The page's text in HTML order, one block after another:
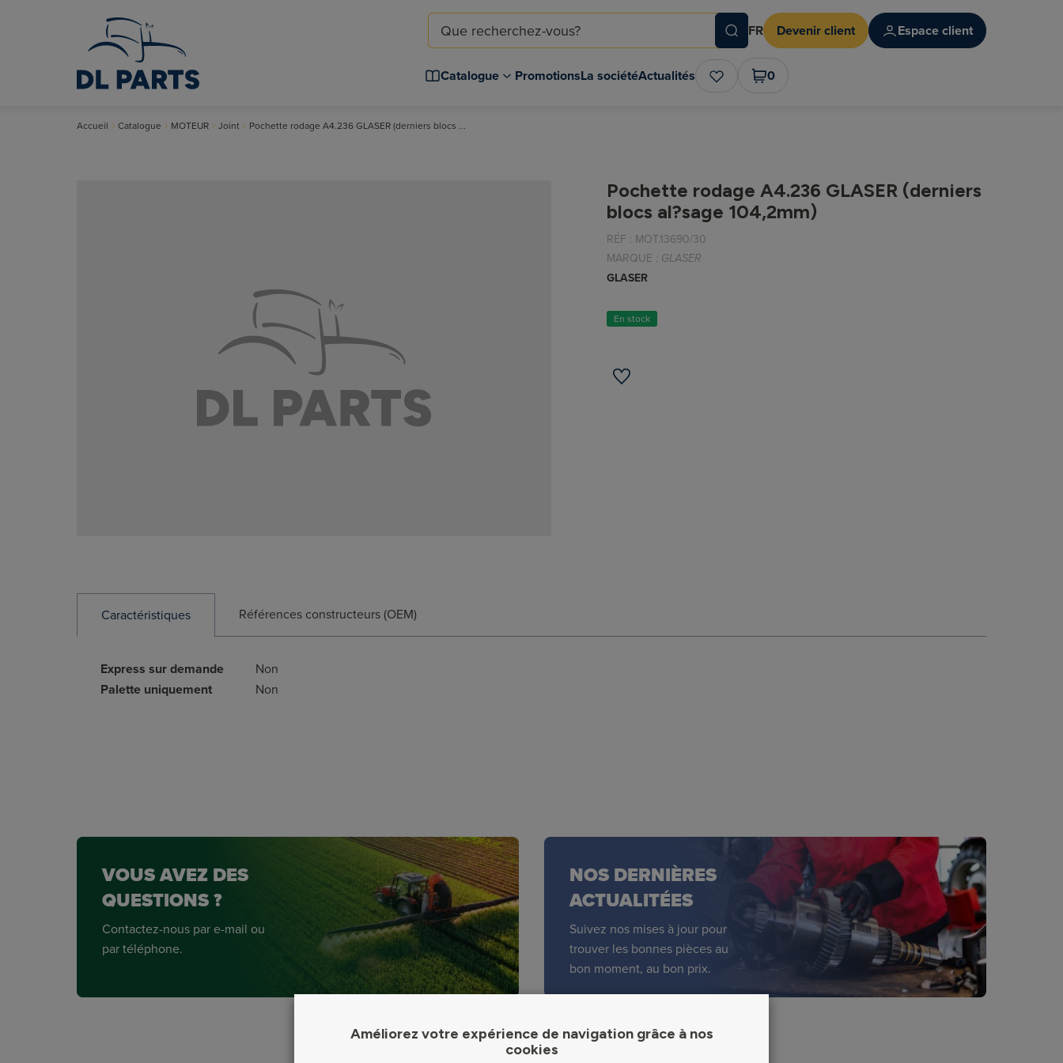
FR Devenir client Espace client
Catalogue PromotionsLa sociétéActualités 0
Accueil Catalogue MOTEUR Joint Pochette rodage A4.236 GLASER (derniers blocs ...
Pochette rodage A4.236 GLASER (derniers
blocs al?sage 104,2mm)
RÉF : MOT.13690/30
MARQUE : GLASER
GLASER
En stock
Caractéristiques Références constructeurs (OEM)
Express sur demande
Non
Palette uniquement
Non
VOUS AVEZ DES
QUESTIONS ?
Contactez-nous par e-mail ou
par téléphone.
NOS DERNIÈRES
ACTUALITÉES
Suivez nos mises à jour pour
trouver les bonnes pièces au
bon moment, au bon prix.
Améliorez votre expérience de navigation grâce à nos
cookies